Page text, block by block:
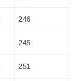
246
245
251